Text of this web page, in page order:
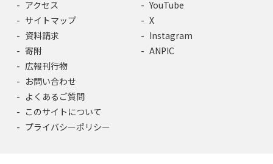
アクセス
サイトマップ
資料請求
寄附
広報刊行物
お問い合わせ
よくあるご質問
このサイトについて
プライバシーポリシー
YouTube
X
Instagram
ANPIC